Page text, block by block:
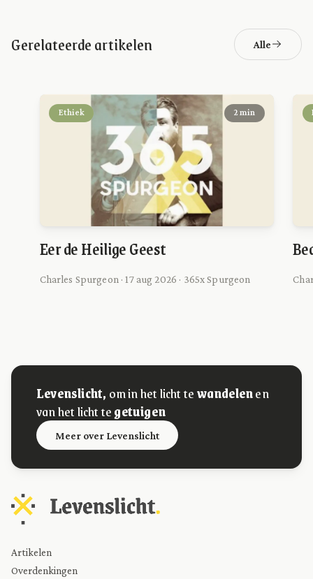
Gerelateerde artikelen Alle
Ethiek 2 min
Eer de Heilige Geest
Charles Spurgeon · 17 aug 2026 · 365x Spurgeon
Levenslicht, om in het licht tewandelenen
van het licht tegetuigen
Meer over Levenslicht
Artikelen
Overdenkingen